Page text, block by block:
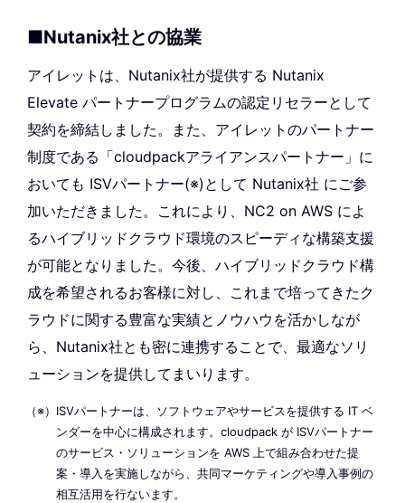
■Nutanix社との協業
アイレットは、Nutanix社が提供する Nutanix
Elevate パートナープログラムの認定リセラーとして
契約を締結しました。また、アイレットのパートナー
制度である「cloudpackアライアンスパートナー」に
おいても ISVパートナー(※)として Nutanix社 にご参
加いただきました。これにより、NC2 on AWS によ
るハイブリッドクラウド環境のスピーディな構築支援
が可能となりました。今後、ハイブリッドクラウド構
成を希望されるお客様に対し、これまで培ってきたク
ラウドに関する豊富な実績とノウハウを活かしなが
ら、Nutanix社とも密に連携することで、最適なソリ
ューションを提供してまいります。
ISVパートナーは、ソフトウェアやサービスを提供する IT ベ
ンダーを中心に構成されます。cloudpack が ISVパートナー
のサービス・ソリューションを AWS 上で組み合わせた提
案・導入を実施しながら、共同マーケティングや導入事例の
相互活用を行ないます。